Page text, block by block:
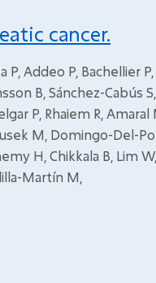
cancer.
Addeo P, Bachellier
B, Sánchez-Cabús
P, Rhaiem R, Amaral
M, Domingo-Del-
H, Chikkala B, Lim
Martín M,